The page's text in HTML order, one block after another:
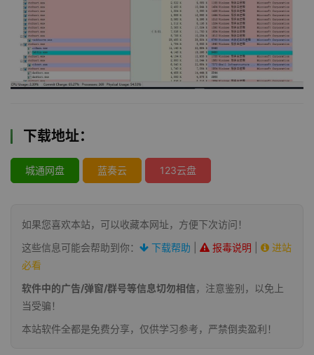
下载地址：
城通网盘 蓝奏云 123云盘
如果您喜欢本站，可以收藏本网址，方便下次访问！
这些信息可能会帮助到你：
下载帮助 报毒说明
进站
必看
软件中的广告/弹窗/群号等信息切勿相信，注意鉴别，以免上
当受骗！
本站软件全都是免费分享，仅供学习参考，严禁倒卖盈利！